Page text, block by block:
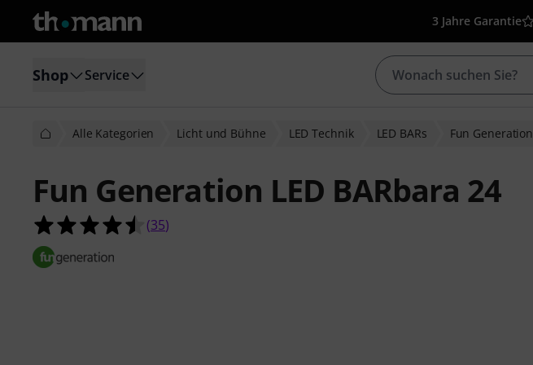
3 Jahre Garantie
Shop Service
Alle Kategorien Licht und Bühne LED Technik LED BARs Fun Generation
Fun Generation LED BARbara 24
4.5 von 5 Sternen aus 35 Kundenbewertungen
(35)